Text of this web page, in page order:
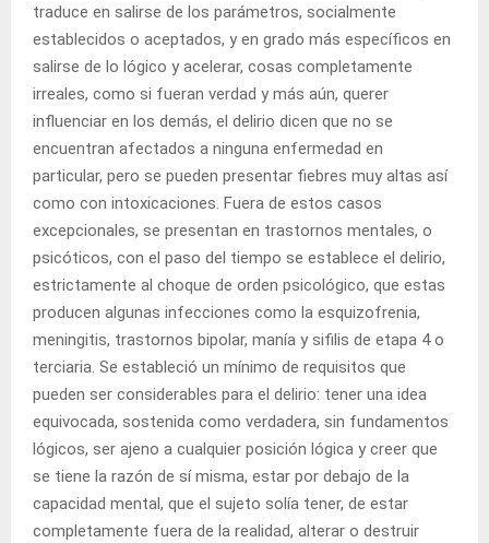
traduce en salirse de los parámetros, socialmente
establecidos o aceptados, y en grado más específicos en
salirse de lo lógico y acelerar, cosas completamente
irreales, como si fueran verdad y más aún, querer
influenciar en los demás, el delirio dicen que no se
encuentran afectados a ninguna enfermedad en
particular, pero se pueden presentar fiebres muy altas así
como con intoxicaciones. Fuera de estos casos
excepcionales, se presentan en trastornos mentales, o
psicóticos, con el paso del tiempo se establece el delirio,
estrictamente al choque de orden psicológico, que estas
producen algunas infecciones como la esquizofrenia,
meningitis, trastornos bipolar, manía y sifilis de etapa 4 o
terciaria. Se estableció un mínimo de requisitos que
pueden ser considerables para el delirio: tener una idea
equivocada, sostenida como verdadera, sin fundamentos
lógicos, ser ajeno a cualquier posición lógica y creer que
se tiene la razón de sí misma, estar por debajo de la
capacidad mental, que el sujeto solía tener, de estar
completamente fuera de la realidad, alterar o destruir